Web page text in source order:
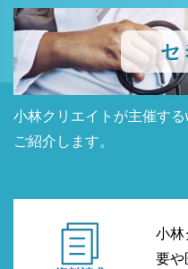
セ
小林クリエイトが主催す
ご紹介します。
小林
要や